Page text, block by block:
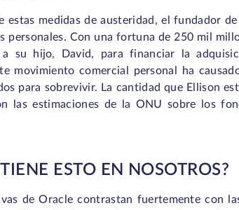
estas medidas de austeridad, el fundador
personales. Con una fortuna de 250 mil
su hijo, David, para financiar la
movimiento comercial personal ha
para sobrevivir. La cantidad que Ellison
las estimaciones de la ONU sobre los
ESTO EN NOSOTROS?
de Oracle contrastan fuertemente con